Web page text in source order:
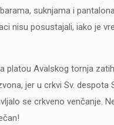
suknjama i
nisu posustajali, iako je
platou Avalskog tornja
jer u crkvi Sv. despota
se crkveno venčanje.